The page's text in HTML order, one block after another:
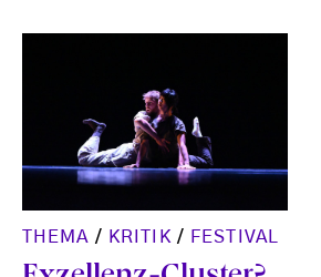
THEMA / KRITIK / FESTIVAL